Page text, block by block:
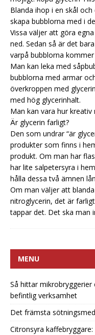
Blanda ihop i en skål
skapa bubblorna med i
Vissa väljer att göra
ned. Sedan så är det
varpå bubblorna
Man kan leka med
bubblorna med armar
överkroppen med
med hög glycerinhalt.
Man kan vara hur kreativ
Är glycerin farligt?
Den som undrar “är
produkter som finns i
produkt. Om man har
har lite salpetersyra i
hålla dessa två ämnen
Om man väljer att
nitroglycerin, det är
tappar det. Det ska man
MENU
Så hittar
befintlig verksamhet
Det främsta
Citronsyra